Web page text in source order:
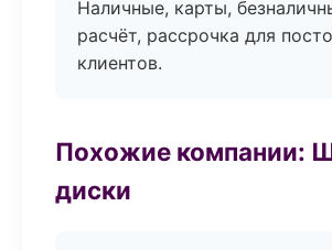
Наличные, карты,
расчёт, рассрочка для
клиентов.
Похожие компании:
диски